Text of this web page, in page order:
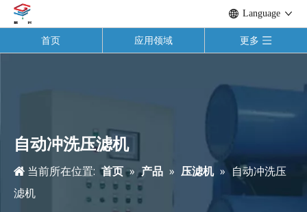
Language
首页 应用领域 更多
自动冲洗压滤机
当前所在位置: 首页 » 产品 » 压滤机 » 自动冲洗压
滤机